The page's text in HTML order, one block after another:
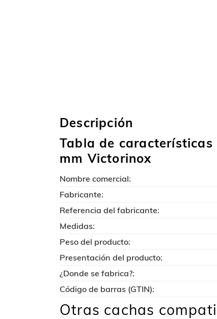
Descripción
Tabla de
mm Victorinox
Nombre comercial:
Fabricante:
Referencia del fabricante:
Medidas:
Peso del producto:
Presentación del producto:
¿Donde se fabrica?:
Código de barras (GTIN):
Otras cachas